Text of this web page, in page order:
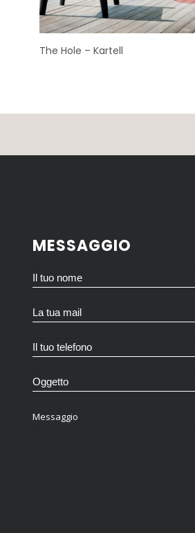
The Hole – Kartell
MESSAGGIO
Messaggio